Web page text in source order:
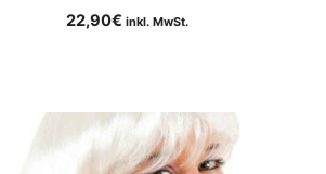
22,90€ inkl. MwSt.